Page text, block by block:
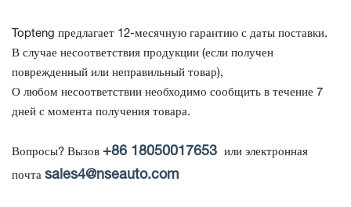
Topteng предлагает 12-месячную гарантию с даты поставки.
В случае несоответствия продукции (если получен
поврежденный или неправильный товар),
О любом несоответствии необходимо сообщить в течение 7
дней с момента получения товара.
Вопросы? Вызов +86 18050017653 или электронная
почта sales4@nseauto.com